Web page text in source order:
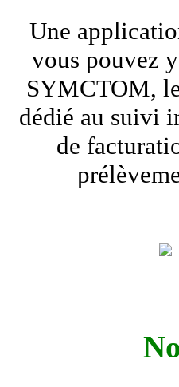
Une
vous pouvez
SYMCTOM,
dédié au suivi
de